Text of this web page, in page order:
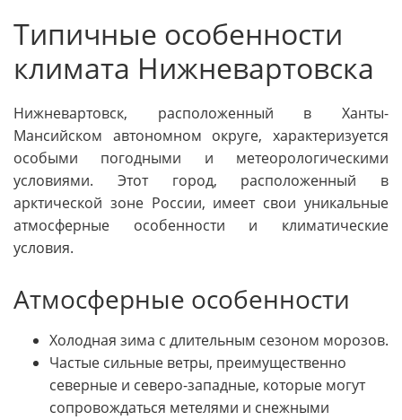
Типичные особенности
климата Нижневартовска
Нижневартовск, расположенный в Ханты-
Мансийском автономном округе, характеризуется
особыми погодными и метеорологическими
условиями. Этот город, расположенный в
арктической зоне России, имеет свои уникальные
атмосферные особенности и климатические
условия.
Атмосферные особенности
Холодная зима с длительным сезоном морозов.
Частые сильные ветры, преимущественно
северные и северо-западные, которые могут
сопровождаться метелями и снежными